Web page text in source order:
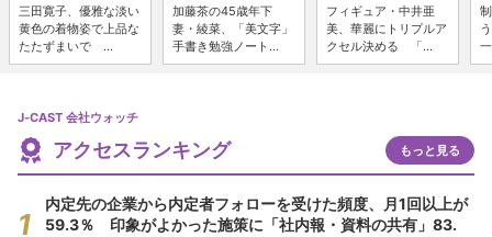
三田寛子、優雅な淡い
黄色の着物姿で上品な
たたずまいで ...
加藤茶の45歳年下
妻・綾菜、「美文字」
手書き勉強ノート...
フィギュア・中井亜
美、華麗にトリプルア
クセル決める 「...
J-CAST 会社ウォッチ
アクセスランキング もっと見る
内定先の企業から内定者フォローを受けた頻度、月1回以上が
59.3％ 印象がよかった施策に「社内報・資料の共有」83.